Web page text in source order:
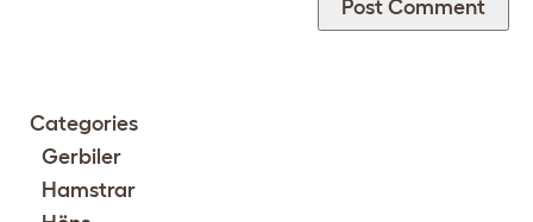
Categories
Gerbiler
Hamstrar